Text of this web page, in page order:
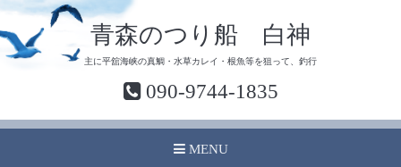
青森のつり船 白神
主に平舘海峡の真鯛・水草カレイ・根魚等を狙って、釣行
090-9744-1835
MENU